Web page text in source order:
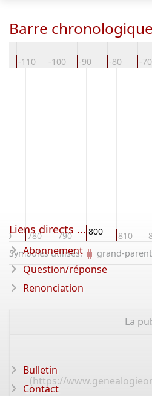
Barre chronologique
-110 -100 -90 -80 -70
780 790 800 810
Symboles utilisés: grand-
La
(https://
Liens directs ...
Abonnement
Question/réponse
Renonciation
Bulletin
Contact